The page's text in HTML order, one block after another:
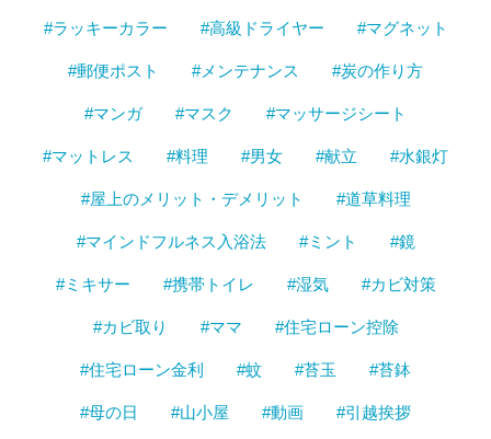
#ラッキーカラー #高級ドライヤー #マグネット
#郵便ポスト #メンテナンス #炭の作り方
#マンガ #マスク #マッサージシート
#マットレス #料理 #男女 #献立 #水銀灯
#屋上のメリット・デメリット #道草料理
#マインドフルネス入浴法 #ミント #鏡
#ミキサー #携帯トイレ #湿気 #カビ対策
#カビ取り #ママ #住宅ローン控除
#住宅ローン金利 #蚊 #苔玉 #苔鉢
#母の日 #山小屋 #動画 #引越挨拶